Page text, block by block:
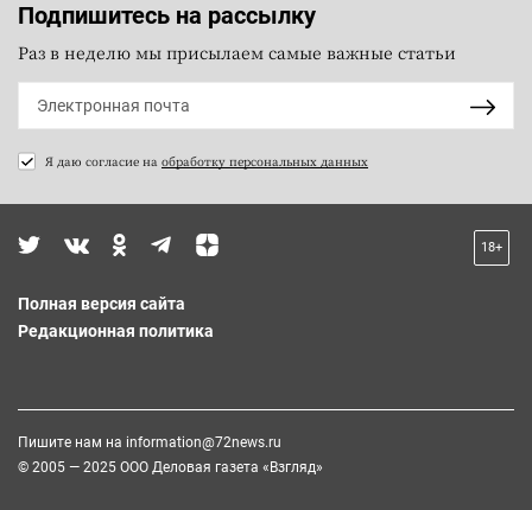
Подпишитесь на рассылку
Раз в неделю мы присылаем самые важные статьи
Я даю согласие на обработку персональных данных
18+
Полная версия сайта
Редакционная политика
Пишите нам на information@72news.ru
© 2005 — 2025 ООО Деловая газета «Взгляд»